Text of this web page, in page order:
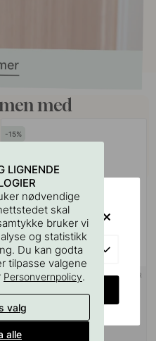
med
15
4 + LENGDER
Eik/Aluminium
1 061 kr1 249 kr
På lager
LIGNENDE
nødvendige
skal
bruker vi
og statistikk
Du kan godta
tilpasse valgene
Personvernpolicy.
valg
alle